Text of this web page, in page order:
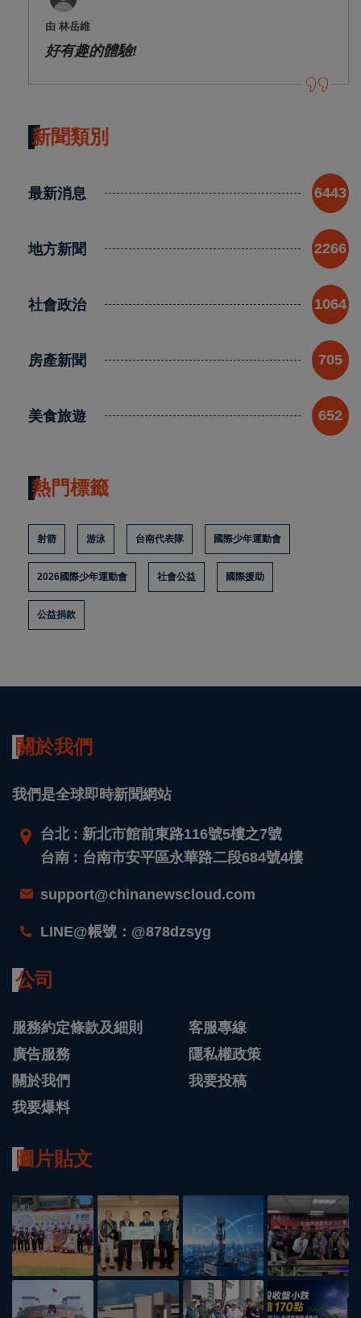
由 林岳維
好有趣的體驗!
新聞類別
最新消息 6443
地方新聞 2266
社會政治 1064
房產新聞 705
美食旅遊 652
熱門標籤
射箭 游泳 台南代表隊 國際少年運動會
2026國際少年運動會 社會公益 國際援助
公益捐款
關於我們
我們是全球即時新聞網站
台北 : 新北市館前東路116號5樓之7號
台南 : 台南市安平區永華路二段684號4樓
support@chinanewscloud.com
LINE@帳號：@878dzsyg
公司
服務約定條款及細則
客服專線
廣告服務
隱私權政策
關於我們
我要投稿
我要爆料
圖片貼文